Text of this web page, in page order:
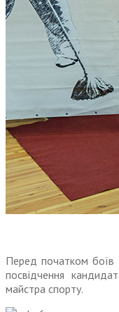
Перед початком боїв
посвідчення
майстра спорту.